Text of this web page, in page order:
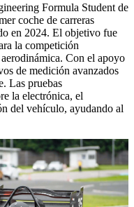
Formula Student de
coche de carreras
en 2024. El objetivo fue
la competición
Con el apoyo
de medición avanzados
Las pruebas
la electrónica, el
del vehículo, ayudando al